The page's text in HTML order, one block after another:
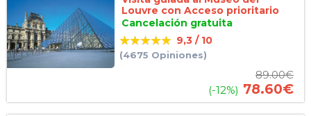
Louvre con Acceso prioritario
Cancelación gratuita
9,3 / 10
(4675 Opiniones)
89.00€
(-12%) 78.60€